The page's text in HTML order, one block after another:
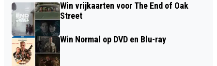
Win vrijkaarten voor The End of Oak
Street
Win Normal op DVD en Blu-ray